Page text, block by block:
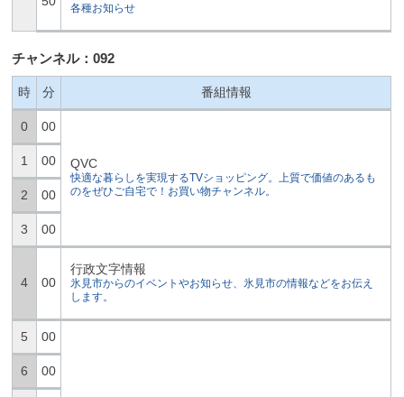
各種お知らせ
チャンネル：092
時 分 番組情報
0 00
QVC
快適な暮らしを実現するTVショッピング。上質で価値のあるも
のをぜひご自宅で！お買い物チャンネル。
1 00
2 00
3 00
4 00
行政文字情報
氷見市からのイベントやお知らせ、氷見市の情報などをお伝え
します。
5 00
6 00